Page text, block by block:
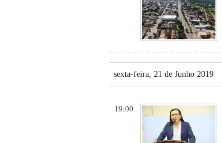
sexta-feira, 21 de Junho 2019
19:00